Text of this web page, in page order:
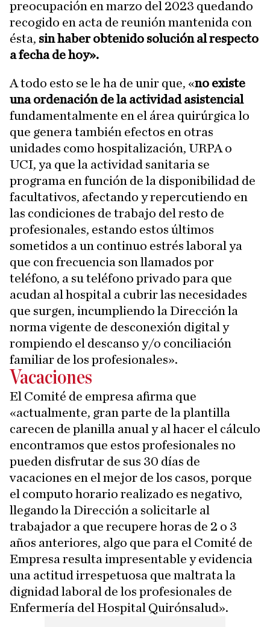
preocupación en marzo del 2023 quedando
recogido en acta de reunión mantenida con
ésta, sin haber obtenido solución al respecto
a fecha de hoy».
A todo esto se le ha de unir que, «no existe
una ordenación de la actividad asistencial
fundamentalmente en el área quirúrgica lo
que genera también efectos en otras
unidades como hospitalización, URPA o
UCI, ya que la actividad sanitaria se
programa en función de la disponibilidad de
facultativos, afectando y repercutiendo en
las condiciones de trabajo del resto de
profesionales, estando estos últimos
sometidos a un continuo estrés laboral ya
que con frecuencia son llamados por
teléfono, a su teléfono privado para que
acudan al hospital a cubrir las necesidades
que surgen, incumpliendo la Dirección la
norma vigente de desconexión digital y
rompiendo el descanso y/o conciliación
familiar de los profesionales».
Vacaciones
El Comité de empresa afirma que
«actualmente, gran parte de la plantilla
carecen de planilla anual y al hacer el cálculo
encontramos que estos profesionales no
pueden disfrutar de sus 30 días de
vacaciones en el mejor de los casos, porque
el computo horario realizado es negativo,
llegando la Dirección a solicitarle al
trabajador a que recupere horas de 2 o 3
años anteriores, algo que para el Comité de
Empresa resulta impresentable y evidencia
una actitud irrespetuosa que maltrata la
dignidad laboral de los profesionales de
Enfermería del Hospital Quirónsalud».